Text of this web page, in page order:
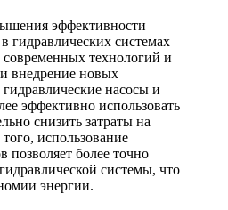
эффективности
гидравлических системах
современных технологий и
внедрение новых
насосы и
эффективно использовать
снизить затраты на
использование
позволяет более точно
системы, что
энергии.